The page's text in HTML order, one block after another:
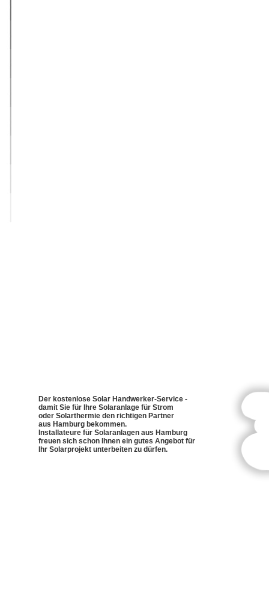
Der kostenlose Solar Handwerker-Service -
damit Sie für Ihre Solaranlage für Strom
oder Solarthermie den richtigen Partner
aus Hamburg bekommen.
Installateure für Solaranlagen aus Hamburg
freuen sich schon Ihnen ein gutes Angebot für
Ihr Solarprojekt unterbeiten zu dürfen.